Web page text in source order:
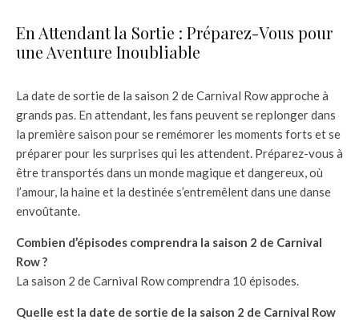
En Attendant la Sortie : Préparez-Vous pour
une Aventure Inoubliable
La date de sortie de la saison 2 de Carnival Row approche à
grands pas. En attendant, les fans peuvent se replonger dans
la première saison pour se remémorer les moments forts et se
préparer pour les surprises qui les attendent. Préparez-vous à
être transportés dans un monde magique et dangereux, où
l’amour, la haine et la destinée s’entremêlent dans une danse
envoûtante.
Combien d’épisodes comprendra la saison 2 de Carnival
Row ?
La saison 2 de Carnival Row comprendra 10 épisodes.
Quelle est la date de sortie de la saison 2 de Carnival Row